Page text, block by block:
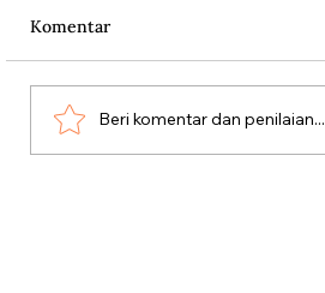
Komentar
Beri komentar dan penilaian...